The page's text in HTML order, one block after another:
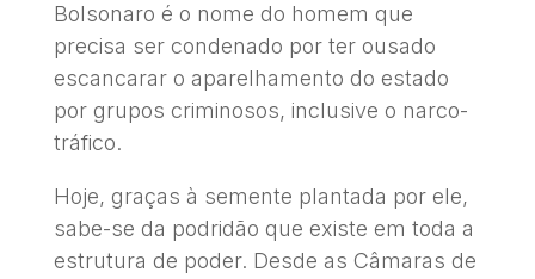
Bolsonaro é o nome do homem que
precisa ser condenado por ter ousado
escancarar o aparelhamento do estado
por grupos criminosos, inclusive o narco-
tráfico.
Hoje, graças à semente plantada por ele,
sabe-se da podridão que existe em toda a
estrutura de poder. Desde as Câmaras de